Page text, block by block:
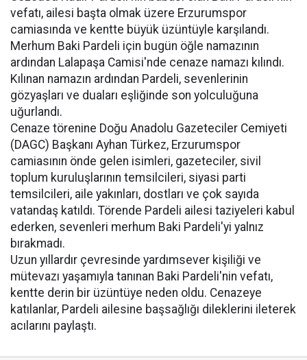
vefatı, ailesi başta olmak üzere Erzurumspor
camiasında ve kentte büyük üzüntüyle karşılandı.
Merhum Baki Pardeli için bugün öğle namazının
ardından Lalapaşa Camisi'nde cenaze namazı kılındı.
Kılınan namazın ardından Pardeli, sevenlerinin
gözyaşları ve duaları eşliğinde son yolculuğuna
uğurlandı.
Cenaze törenine Doğu Anadolu Gazeteciler Cemiyeti
(DAGC) Başkanı Ayhan Türkez, Erzurumspor
camiasının önde gelen isimleri, gazeteciler, sivil
toplum kuruluşlarının temsilcileri, siyasi parti
temsilcileri, aile yakınları, dostları ve çok sayıda
vatandaş katıldı. Törende Pardeli ailesi taziyeleri kabul
ederken, sevenleri merhum Baki Pardeli'yi yalnız
bırakmadı.
Uzun yıllardır çevresinde yardımsever kişiliği ve
mütevazı yaşamıyla tanınan Baki Pardeli'nin vefatı,
kentte derin bir üzüntüye neden oldu. Cenazeye
katılanlar, Pardeli ailesine başsağlığı dileklerini ileterek
acılarını paylaştı.